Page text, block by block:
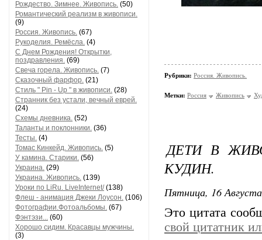
Рождество. Зимнее. Живопись. (50)
Романтический реализм в живописи.
(9)
Россия. Живопись. (67)
Рукоделия. Ремёсла. (4)
С Днем Рождения! Открытки,
поздравления. (69)
Свеча горела. Живопись. (7)
Сказочный фарфор. (21)
Стиль " Pin - Up " в живописи. (28)
Странник без устали, вечный еврей.
(24)
Схемы дневника. (52)
Таланты и поклонники. (36)
Тесты. (4)
Томас Кинкейд. Живопись. (5)
У камина. Старики. (56)
Украина. (29)
Украина. Живопись. (139)
Уроки по LiRu. LiveInternet/(138)
Флеш - анимация Джеки Лоусон. (106)
Фотографии.Фотоальбомы. (67)
Фэнтэзи... (60)
Хорошо сидим. Красавцы мужчины.
(3)
Рубрики: Россия. Живопись.
Метки: Россия Живопись
ДЕТИ В
КУДИН.
Пятница, 16
Это цитата
свой цитатник